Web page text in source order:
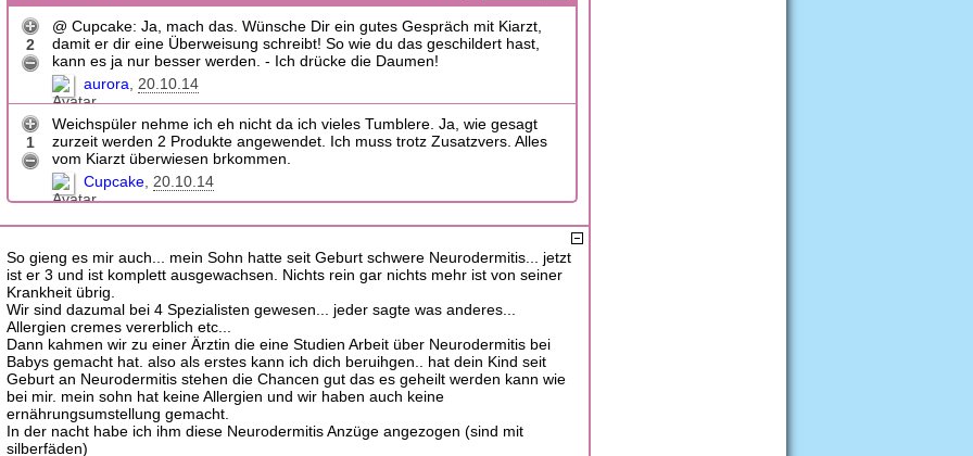
2
@ Cupcake: Ja, mach das. Wünsche Dir ein gutes Gespräch mit Kiarzt,
damit er dir eine Überweisung schreibt! So wie du das geschildert hast,
kann es ja nur besser werden. - Ich drücke die Daumen!
aurora 20.10.14
1
Weichspüler nehme ich eh nicht da ich vieles Tumblere. Ja, wie gesagt
zurzeit werden 2 Produkte angewendet. Ich muss trotz Zusatzvers. Alles
vom Kiarzt überwiesen brkommen.
Cupcake 20.10.14
So gieng es mir auch... mein Sohn hatte seit Geburt schwere Neurodermitis... jetzt
ist er 3 und ist komplett ausgewachsen. Nichts rein gar nichts mehr ist von seiner
Krankheit übrig.
Wir sind dazumal bei 4 Spezialisten gewesen... jeder sagte was anderes...
Allergien cremes vererblich etc...
Dann kahmen wir zu einer Ärztin die eine Studien Arbeit über Neurodermitis bei
Babys gemacht hat. also als erstes kann ich dich beruihgen.. hat dein Kind seit
Geburt an Neurodermitis stehen die Chancen gut das es geheilt werden kann wie
bei mir. mein sohn hat keine Allergien und wir haben auch keine
ernährungsumstellung gemacht.
In der nacht habe ich ihm diese Neurodermitis Anzüge angezogen (sind mit
silberfäden)